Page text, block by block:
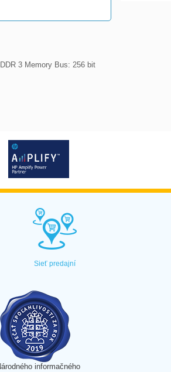
3 Memory Bus: 256 bit
Sieť predajní
informačného